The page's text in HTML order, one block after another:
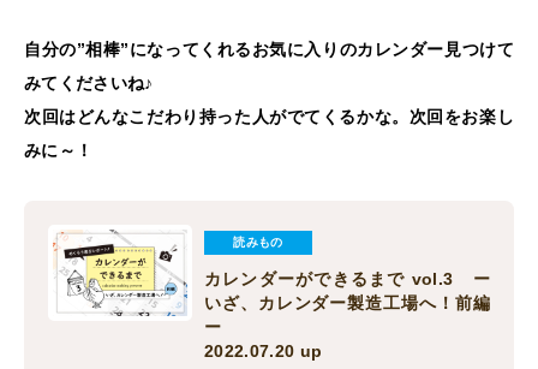
自分の”相棒”になってくれるお気に入りのカレンダー見つけて
みてくださいね♪
次回はどんなこだわり持った人がでてくるかな。次回をお楽し
みに～！
読みもの
カレンダーができるまで vol.3 ー
いざ、カレンダー製造工場へ！前編
ー
2022.07.20 up